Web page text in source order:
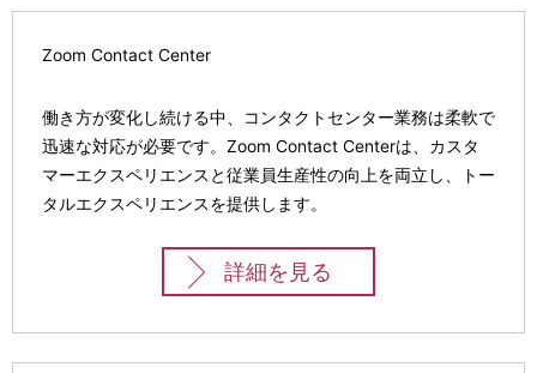
Zoom Contact Center
働き方が変化し続ける中、コンタクトセンター業務は柔軟で
迅速な対応が必要です。Zoom Contact Centerは、カスタ
マーエクスペリエンスと従業員生産性の向上を両立し、トー
タルエクスペリエンスを提供します。
詳細を見る